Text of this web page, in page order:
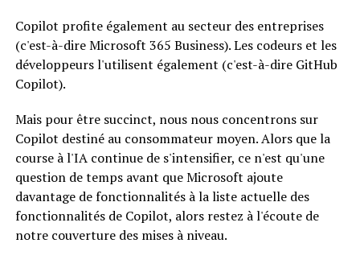
Copilot profite également au secteur des entreprises
(c'est-à-dire Microsoft 365 Business). Les codeurs et les
développeurs l'utilisent également (c'est-à-dire GitHub
Copilot).
Mais pour être succinct, nous nous concentrons sur
Copilot destiné au consommateur moyen. Alors que la
course à l'IA continue de s'intensifier, ce n'est qu'une
question de temps avant que Microsoft ajoute
davantage de fonctionnalités à la liste actuelle des
fonctionnalités de Copilot, alors restez à l'écoute de
notre couverture des mises à niveau.